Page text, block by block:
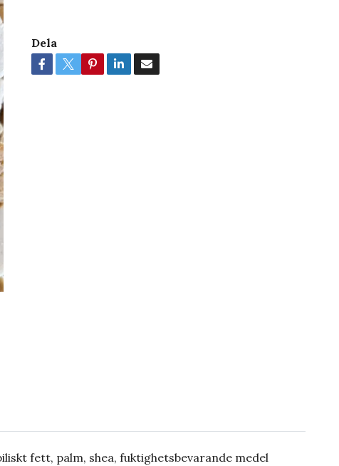
Dela
fett, palm, shea, fuktighetsbevarande medel